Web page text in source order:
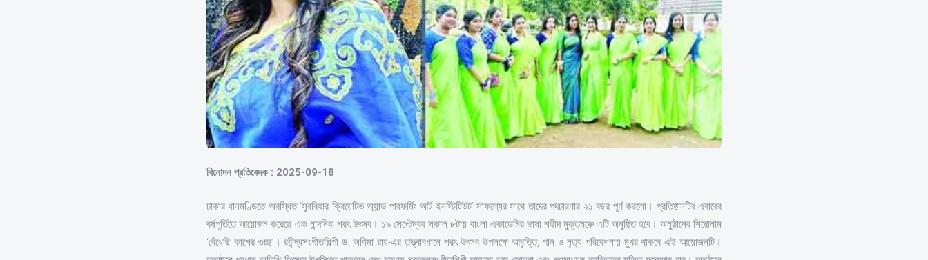
বিনোদন প্রতিবেদক : 2025-09-18
ঢাকার ধানমণ্ডিতে অবস্থিত ‘সুরবিহার ক্রিয়েটিভ অ্যান্ড পারফর্মিং আর্ট ইনস্টিটিউট’ সাফল্যের সাথে তাদের পদচারণার ২১ বছর পূর্ণ করলো। প্রতিষ্ঠানটির এবারের
বর্ষপূর্তিতে আয়োজন করেছে এক নান্দনিক শরৎ উৎসব। ১৯ সেপ্টেম্বর সকাল ৮টায় বাংলা একাডেমির ভাষা শহীদ মুক্তমঞ্চে এটি অনুষ্ঠিত হবে। অনুষ্ঠানের শিরোনাম
‘বেঁধেছি কাশের গুচ্ছ’। রবীন্দ্রসংগীতশিল্পী ড. অণিমা রায়-এর তত্ত্বাবধানে শরৎ উৎসব উপলক্ষে আবৃত্তি, গান ও নৃত্য পরিবেশনায় মুখর থাকবে এই আয়োজনটি।